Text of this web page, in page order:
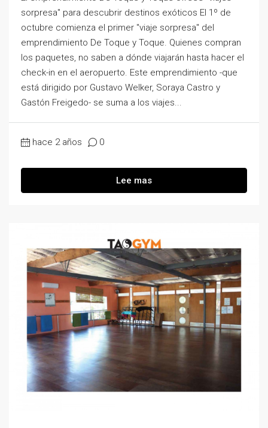
sorpresa" para descubrir destinos exóticos El 1º de
octubre comienza el primer "viaje sorpresa" del
emprendimiento De Toque y Toque. Quienes compran
los paquetes, no saben a dónde viajarán hasta hacer el
check-in en el aeropuerto. Este emprendimiento -que
está dirigido por Gustavo Welker, Soraya Castro y
Gastón Freigedo- se suma a los viajes...
hace 2 años 0
Lee mas